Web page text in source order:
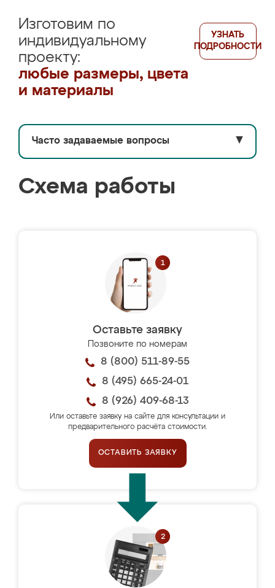
Изготовим по
индивидуальному
проекту:
любые размеры, цвета
и материалы
УЗНАТЬ
ПОДРОБНОСТИ
Часто задаваемые вопросы ▼
Схема работы
Оставьте заявку
Позвоните по номерам
8 (800) 511-89-55
8 (495) 665-24-01
8 (926) 409-68-13
Или оставьте заявку на сайте для консультации и
предварительного расчёта стоимости.
ОСТАВИТЬ ЗАЯВКУ